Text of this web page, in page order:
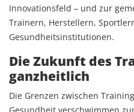
Innovationsfeld – und zur
Trainern, Herstellern,
Gesundheitsinstitutionen.
Die Zukunft des
ganzheitlich
Die Grenzen zwischen
Gesundheit verschwimmen